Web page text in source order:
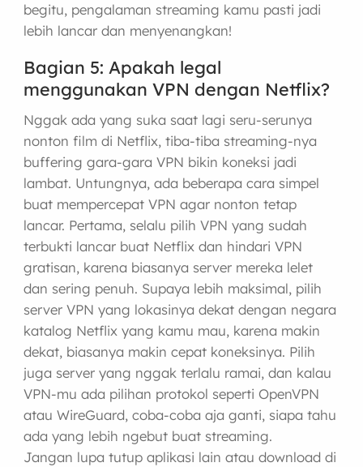
begitu, pengalaman streaming kamu pasti jadi
lebih lancar dan menyenangkan!
Bagian 5: Apakah legal
menggunakan VPN dengan Netflix?
Nggak ada yang suka saat lagi seru-serunya
nonton film di Netflix, tiba-tiba streaming-nya
buffering gara-gara VPN bikin koneksi jadi
lambat. Untungnya, ada beberapa cara simpel
buat mempercepat VPN agar nonton tetap
lancar. Pertama, selalu pilih VPN yang sudah
terbukti lancar buat Netflix dan hindari VPN
gratisan, karena biasanya server mereka lelet
dan sering penuh. Supaya lebih maksimal, pilih
server VPN yang lokasinya dekat dengan negara
katalog Netflix yang kamu mau, karena makin
dekat, biasanya makin cepat koneksinya. Pilih
juga server yang nggak terlalu ramai, dan kalau
VPN-mu ada pilihan protokol seperti OpenVPN
atau WireGuard, coba-coba aja ganti, siapa tahu
ada yang lebih ngebut buat streaming.
Jangan lupa tutup aplikasi lain atau download di